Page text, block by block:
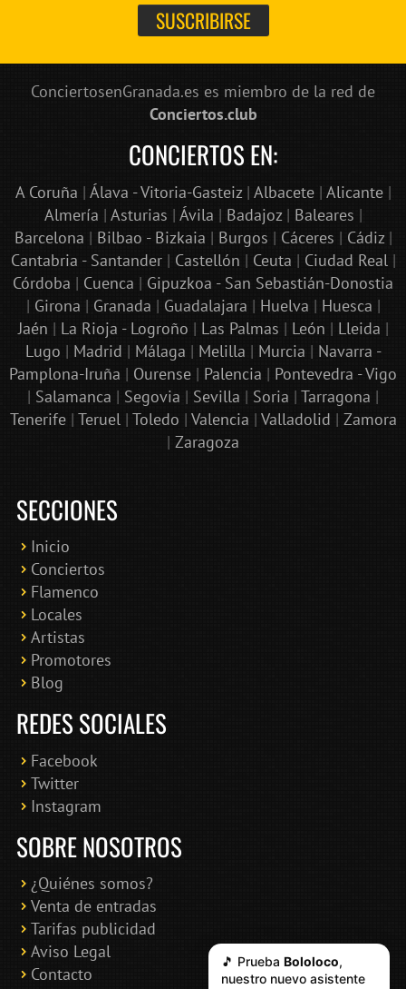
ConciertosenGranada.es es miembro de la red de
Conciertos.club
CONCIERTOS EN:
A Coruña | Álava - Vitoria-Gasteiz| Albacete| Alicante|
Almería | Asturias | Ávila | Badajoz| Baleares |
Barcelona | Bilbao - Bizkaia | Burgos | Cáceres | Cádiz|
Cantabria - Santander| Castellón | Ceuta | Ciudad Real|
Córdoba | Cuenca | Gipuzkoa - San Sebastián-Donostia
| Girona | Granada | Guadalajara | Huelva | Huesca |
Jaén | La Rioja - Logroño | Las Palmas | León | Lleida |
Lugo | Madrid | Málaga | Melilla | Murcia | Navarra -
Pamplona-Iruña | Ourense | Palencia | Pontevedra - Vigo
| Salamanca | Segovia | Sevilla | Soria | Tarragona |
Tenerife| Teruel| Toledo | Valencia | Valladolid | Zamora
| Zaragoza
SECCIONES
Inicio
Conciertos
Flamenco
Locales
Artistas
Promotores
Blog
REDES SOCIALES
Facebook
Twitter
Instagram
SOBRE NOSOTROS
¿Quiénes somos?
Venta de entradas
Tarifas publicidad
Aviso Legal
Contacto
🎵 Prueba Bololoco,
nuestro nuevo asistente